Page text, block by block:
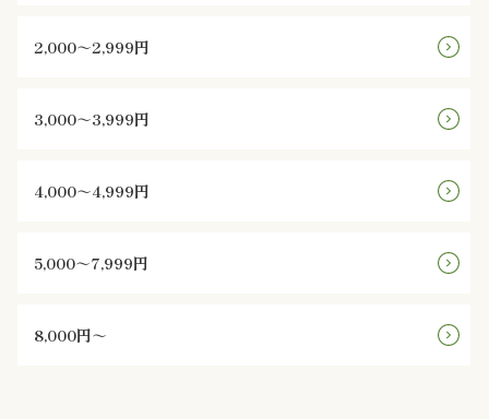
ン
近
米
菜
2,000～2,999円
3,000～3,999円
4,000～4,999円
5,000～7,999円
8,000円～